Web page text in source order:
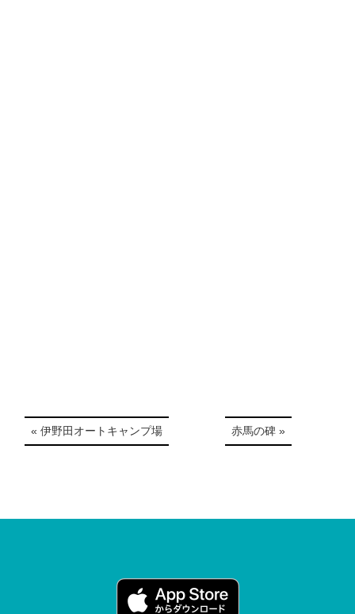
« 伊野田オートキャンプ場 赤馬の碑 »